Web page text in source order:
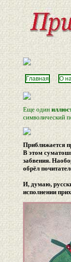
Главная О
Еще один
символический
Приближается
В этом
забвения.
обрёл
И, думаю,
исполнении